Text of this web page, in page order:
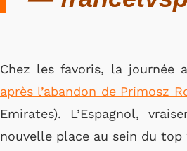
Chez les favoris, la
après l’abandon de Primosz
Emirates). L’Espagnol,
nouvelle place au sein du top